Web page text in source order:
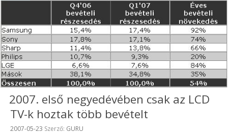
2007. első negyedévében csak az LCD
TV-k hoztak több bevételt
Beküldve:
2007-05-23 Szerző: GURU